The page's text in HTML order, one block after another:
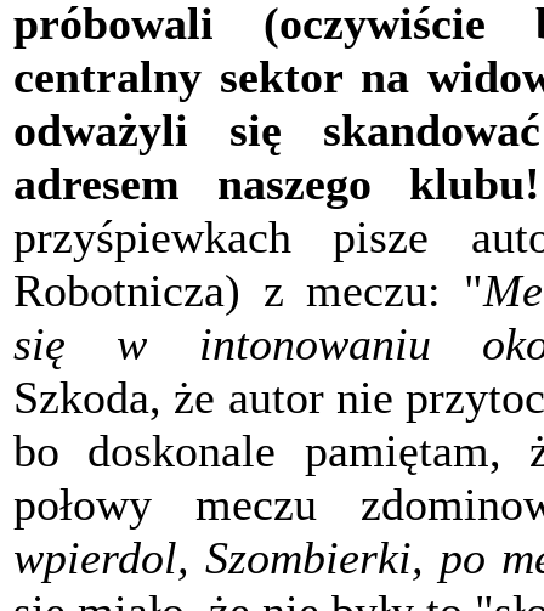
próbowali (oczywiście
centralny sektor na
odważyli się
adresem naszego klubu!
przyśpiewkach pisze
Robotnicza) z meczu: "
się w intonowaniu
Szkoda, że autor nie
bo doskonale pamiętam,
połowy meczu
wpierdol, Szombierki, po